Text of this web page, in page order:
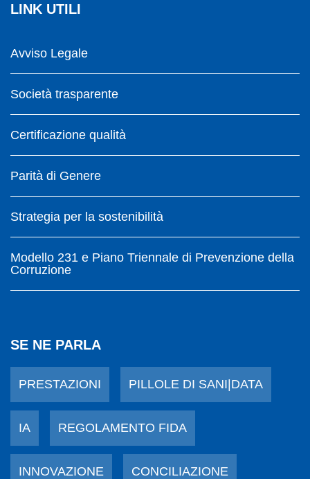
LINK UTILI
Avviso Legale
Società trasparente
Certificazione qualità
Parità di Genere
Strategia per la sostenibilità
Modello 231 e Piano Triennale di Prevenzione della
Corruzione
SE NE PARLA
PRESTAZIONI PILLOLE DI SANI|DATA
IA REGOLAMENTO FIDA
INNOVAZIONE CONCILIAZIONE